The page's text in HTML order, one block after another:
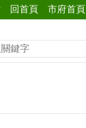
回首頁 市府首頁